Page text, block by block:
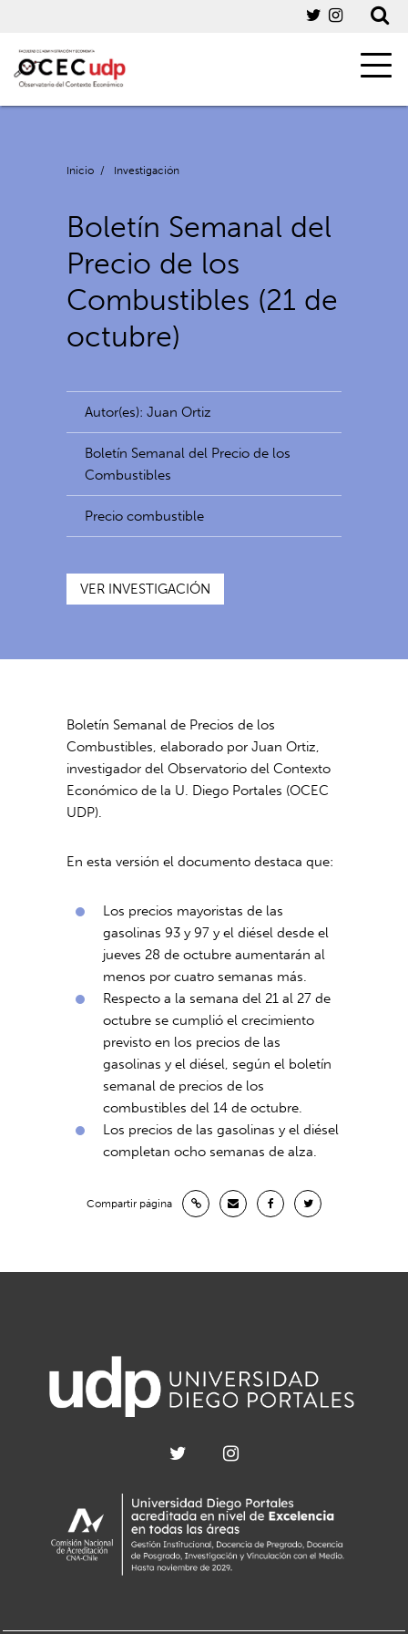
Inicio / Investigación
Boletín Semanal del
Precio de los
Combustibles (21 de
octubre)
Autor(es): Juan Ortiz
Boletín Semanal del Precio de los
Combustibles
Precio combustible
VER INVESTIGACIÓN
Boletín Semanal de Precios de los
Combustibles, elaborado por Juan Ortiz,
investigador del Observatorio del Contexto
Económico de la U. Diego Portales (OCEC
UDP).
En esta versión el documento destaca que:
Los precios mayoristas de las
gasolinas 93 y 97 y el diésel desde el
jueves 28 de octubre aumentarán al
menos por cuatro semanas más.
Respecto a la semana del 21 al 27 de
octubre se cumplió el crecimiento
previsto en los precios de las
gasolinas y el diésel, según el boletín
semanal de precios de los
combustibles del 14 de octubre.
Los precios de las gasolinas y el diésel
completan ocho semanas de alza.
Compartir página